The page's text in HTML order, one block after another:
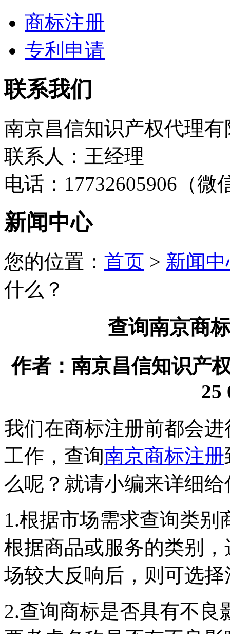
商标注册
专利申请
联系我们
南京昌信知识产权代理有
联系人：王经理
电话：17732605906（微
新闻中心
您的位置： 首页 > 新闻
什么？
查询南京商
作者：南京昌信知识产
25
我们在商标注册前都会
工作，查询南京商标注册
么呢？就请小编来详细
1.根据市场需求查询类别
根据商品或服务的类别
场较大反响后，则可选
2.查询商标是否具有不